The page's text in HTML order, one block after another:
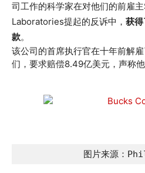
司工作的科学家在对他们的前雇
Laboratories提起的反诉中， 获
款。
该公司的首席执行官在十年前解
们，要求赔偿8.49亿美元，声称他
图片来源：